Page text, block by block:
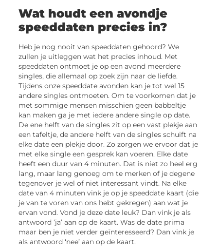
Wat houdt een avondje
speeddaten precies in?
Heb je nog nooit van speeddaten gehoord? We
zullen je uitleggen wat het precies inhoud. Met
speeddaten ontmoet je op een avond meerdere
singles, die allemaal op zoek zijn naar de liefde.
Tijdens onze speeddate avonden kan je tot wel 15
andere singles ontmoeten. Om te voorkomen dat je
met sommige mensen misschien geen babbeltje
kan maken ga je met iedere andere single op date.
De ene helft van de singles zit op een vast plekje aan
een tafeltje, de andere helft van de singles schuift na
elke date een plekje door. Zo zorgen we ervoor dat je
met elke single een gesprek kan voeren. Elke date
heeft een duur van 4 minuten. Dat is niet zo heel erg
lang, maar lang genoeg om te merken of je degene
tegenover je wel of niet interessant vindt. Na elke
date van 4 minuten vink je op je speeddate kaart (die
je van te voren van ons hebt gekregen) aan wat je
ervan vond. Vond je deze date leuk? Dan vink je als
antwoord ‘ja’ aan op de kaart. Was de date prima
maar ben je niet verder geïnteresseerd? Dan vink je
als antwoord ‘nee’ aan op de kaart.